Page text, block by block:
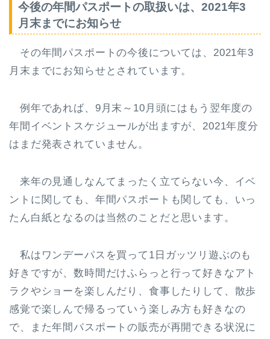
今後の年間パスポートの取扱いは、2021年3
月末までにお知らせ
その年間パスポートの今後については、2021年3
月末までにお知らせとされています。
例年であれば、9月末～10月頭にはもう翌年度の
年間イベントスケジュールが出ますが、2021年度分
はまだ発表されていません。
来年の見通しなんてまったく立てらない今、イベ
ントに関しても、年間パスポートも関しても、いっ
たん白紙となるのは当然のことだと思います。
私はワンデーパスを買って1日ガッツリ遊ぶのも
好きですが、数時間だけふらっと行って好きなアト
ラクやショーを楽しんだり、食事したりして、散歩
感覚で楽しんで帰るっていう楽しみ方も好きなの
で、また年間パスポートの販売が再開できる状況に